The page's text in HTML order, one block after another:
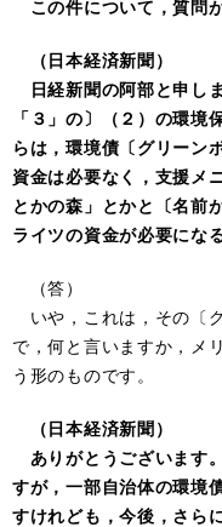
この件について，質問
（日本経済新聞）
日経新聞の阿部と申し
「３」の〕（２）の環境
らは，環境債〔グリーン
資金は必要なく，支援メ
とかの森」とかと〔名前
ライツの資金が必要にな
（答）
いや，これは，その〔
で，何と言いますか，メ
う形のものです。
（日本経済新聞）
ありがとうございます
すが，一部自治体の環境
すけれども，今後，さら